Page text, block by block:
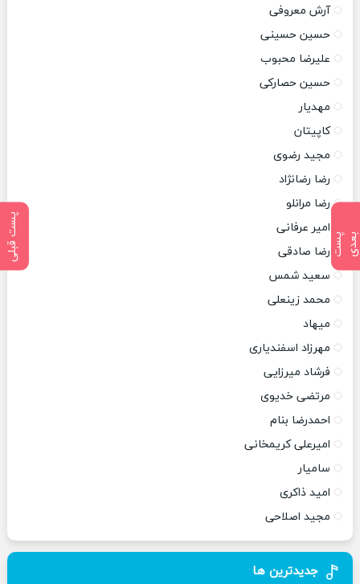
پ
س
ت
ب
ع
د ی پست قبلی
آرش معروفی
حسین حسینی
علیرضا محبوب
حسین حصارکی
مهدیار
کاپیتان
مجید رضوی
رضا رضانژاد
رضا مرانلو
امیر عرفانی
رضا صادقی
سعید شمس
محمد زینعلی
میهاد
مهرزاد اسفندیاری
فرشاد میرزایی
مرتضی خدیوی
احمدرضا بنام
امیرعلی کریمخانی
سامیار
امید ذاکری
مجید اصلاحی
جدیدترین ها